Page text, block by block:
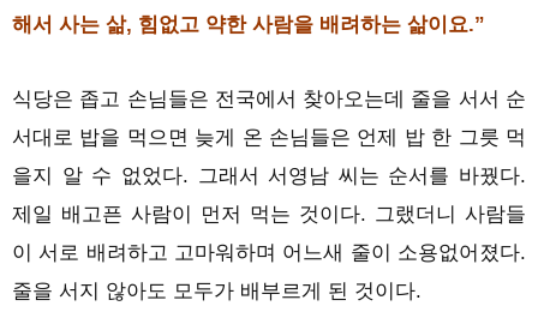
해서 사는 삶, 힘없고 약한 사람을 배려하는 삶이요.”
식당은 좁고 손님들은 전국에서 찾아오는데 줄을 서서 순
서대로 밥을 먹으면 늦게 온 손님들은 언제 밥 한 그릇 먹
을지 알 수 없었다. 그래서 서영남 씨는 순서를 바꿨다.
제일 배고픈 사람이 먼저 먹는 것이다. 그랬더니 사람들
이 서로 배려하고 고마워하며 어느새 줄이 소용없어졌다.
줄을 서지 않아도 모두가 배부르게 된 것이다.